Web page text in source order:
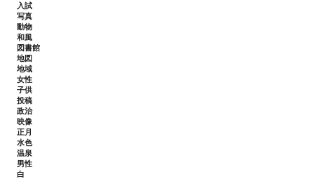
入試
写真
動物
和風
図書館
地図
地域
女性
子供
投稿
政治
映像
正月
水色
温泉
男性
白